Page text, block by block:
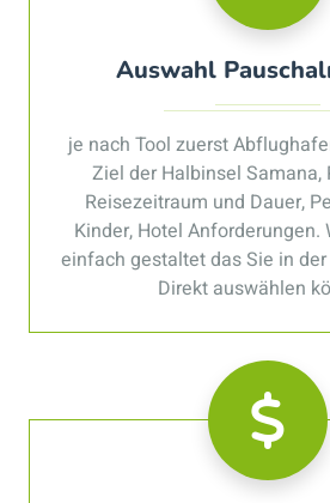
Auswahl
je nach Tool zuerst
Ziel der Halbinsel Samana,
Reisezeitraum und Dauer,
Kinder, Hotel Anforderungen.
einfach gestaltet das Sie in
Direkt auswählen